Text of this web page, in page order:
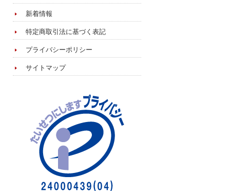
新着情報
特定商取引法に基づく表記
プライバシーポリシー
サイトマップ